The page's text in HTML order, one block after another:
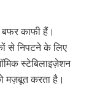
काफी हैं।
से निपटने के लिए
स्टेबिलाइज़ेशन
मज़बूत करता है।